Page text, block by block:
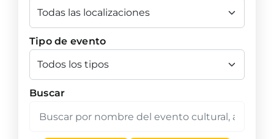
Tipo de evento
Buscar